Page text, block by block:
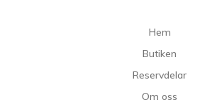
Hem
Butiken
Reservdelar
Om oss